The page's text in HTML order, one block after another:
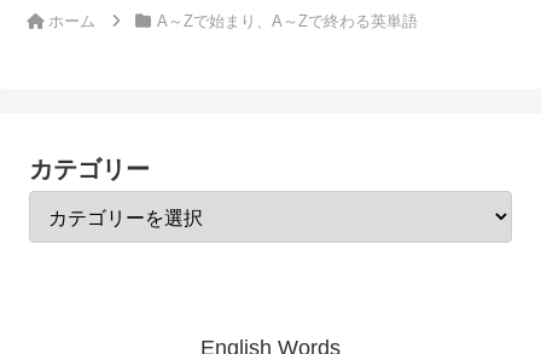
ホーム A～Zで始まり、A～Zで終わる英単語
カテゴリー
English Words